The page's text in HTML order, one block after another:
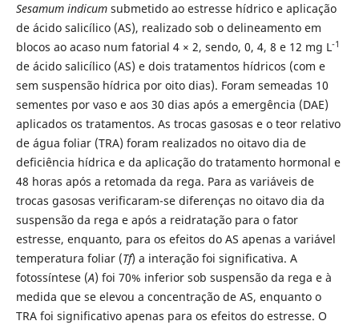
Sesamum indicumsubmetido ao estresse hídrico e aplicação
de ácido salicílico (AS), realizado sob o delineamento em
blocos ao acaso num fatorial 4 × 2, sendo, 0, 4, 8 e 12 mg L-1
de ácido salicílico (AS) e dois tratamentos hídricos (com e
sem suspensão hídrica por oito dias). Foram semeadas 10
sementes por vaso e aos 30 dias após a emergência (DAE)
aplicados os tratamentos. As trocas gasosas e o teor relativo
de água foliar (TRA) foram realizados no oitavo dia de
deficiência hídrica e da aplicação do tratamento hormonal e
48 horas após a retomada da rega. Para as variáveis de
trocas gasosas verificaram-se diferenças no oitavo dia da
suspensão da rega e após a reidratação para o fator
estresse, enquanto, para os efeitos do AS apenas a variável
temperatura foliar (Tf) a interação foi significativa. A
fotossíntese (A) foi 70% inferior sob suspensão da rega e à
medida que se elevou a concentração de AS, enquanto o
TRA foi significativo apenas para os efeitos do estresse. O